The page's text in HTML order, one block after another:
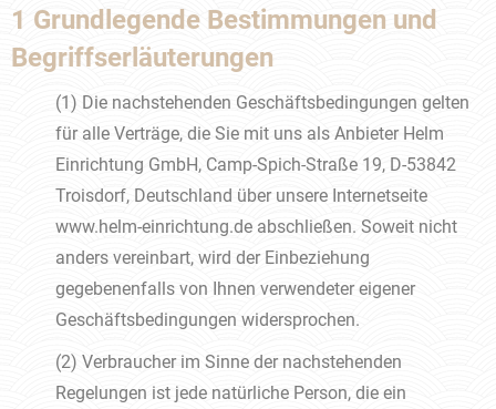
1 Grundlegende Bestimmungen und
Begriffserläuterungen
(1) Die nachstehenden Geschäftsbedingungen gelten
für alle Verträge, die Sie mit uns als Anbieter Helm
Einrichtung GmbH, Camp-Spich-Straße 19, D-53842
Troisdorf, Deutschland über unsere Internetseite
www.helm-einrichtung.de abschließen. Soweit nicht
anders vereinbart, wird der Einbeziehung
gegebenenfalls von Ihnen verwendeter eigener
Geschäftsbedingungen widersprochen.
(2) Verbraucher im Sinne der nachstehenden
Regelungen ist jede natürliche Person, die ein